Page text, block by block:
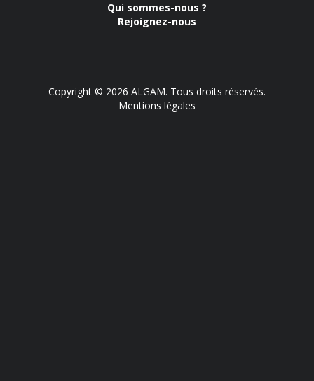
Qui sommes-nous ?
Rejoignez-nous
Copyright © 2026 ALGAM. Tous droits réservés.
Mentions légales